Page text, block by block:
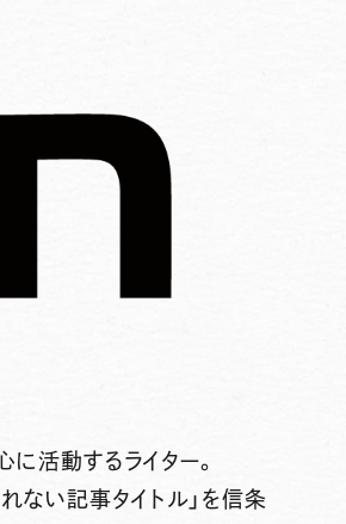
活動するライター。
れない記事タイトル」を信条